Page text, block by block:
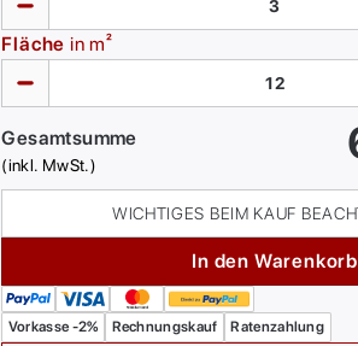
Fläche in m²
Gesamtsumme
(inkl. MwSt.)
WICHTIGES BEIM KAUF
In den Warenkorb
Vorkasse -2% Rechnungskauf Ratenzahlung